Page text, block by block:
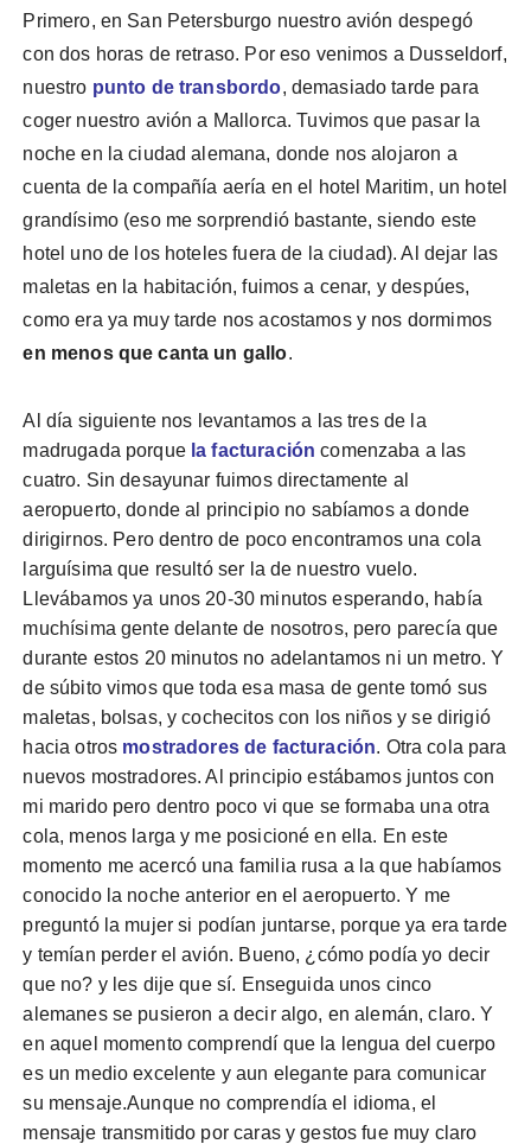
Primero, en San Petersburgo nuestro avión despegó
con dos horas de retraso. Por eso venimos a Dusseldorf,
nuestro punto de transbordo, demasiado tarde para
coger nuestro avión a Mallorca. Tuvimos que pasar la
noche en la ciudad alemana, donde nos alojaron a
cuenta de la compañía aería en el hotel Maritim, un hotel
grandísimo (eso me sorprendió bastante, siendo este
hotel uno de los hoteles fuera de la ciudad). Al dejar las
maletas en la habitación, fuimos a cenar, y despúes,
como era ya muy tarde nos acostamos y nos dormimos
en menos que canta un gallo.
Al día siguiente nos levantamos a las tres de la
madrugada porquela facturación comenzaba a las
cuatro. Sin desayunar fuimos directamente al
aeropuerto, donde al principio no sabíamos a donde
dirigirnos. Pero dentro de poco encontramos una cola
larguísima que resultó ser la de nuestro vuelo.
Llevábamos ya unos 20-30 minutos esperando, había
muchísima gente delante de nosotros, pero parecía que
durante estos 20 minutos no adelantamos ni un metro. Y
de súbito vimos que toda esa masa de gente tomó sus
maletas, bolsas, y cochecitos con los niños y se dirigió
hacia otros mostradores de facturación. Otra cola para
nuevos mostradores. Al principio estábamos juntos con
mi marido pero dentro poco vi que se formaba una otra
cola, menos larga y me posicioné en ella. En este
momento me acercó una familia rusa a la que habíamos
conocido la noche anterior en el aeropuerto. Y me
preguntó la mujer si podían juntarse, porque ya era tarde
y temían perder el avión. Bueno, ¿cómo podía yo decir
que no? y les dije que sí. Enseguida unos cinco
alemanes se pusieron a decir algo, en alemán, claro. Y
en aquel momento comprendí que la lengua del cuerpo
es un medio excelente y aun elegante para comunicar
su mensaje.Aunque no comprendía el idioma, el
mensaje transmitido por caras y gestos fue muy claro